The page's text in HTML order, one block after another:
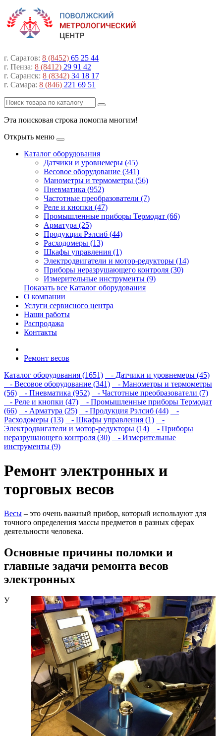
г. Саратов: 8 (8452) 65 25 44
г. Пенза: 8 (8412) 29 91 42
г. Саранск: 8 (8342) 34 18 17
г. Самара: 8 (846) 221 69 51
Эта поисковая строка помогла многим!
Открыть меню
Каталог оборудования
Датчики и уровнемеры (45)
Весовое оборудование (341)
Манометры и термометры (56)
Пневматика (952)
Частотные преобразователи (7)
Реле и кнопки (47)
Промышленные приборы Термодат (66)
Арматура (25)
Продукция Рэлсиб (44)
Расходомеры (13)
Шкафы управления (1)
Электродвигатели и мотор-редукторы (14)
Приборы неразрушающего контроля (30)
Измерительные инструменты (9)
Показать все Каталог оборудования
О компании
Услуги сервисного центра
Наши работы
Распродажа
Контакты
Ремонт весов
Каталог оборудования (1651)
- Датчики и уровнемеры (45)
- Весовое оборудование (341)
- Манометры и термометры
(56)
- Пневматика (952)
- Частотные преобразователи (7)
- Реле и кнопки (47)
- Промышленные приборы Термодат
(66)
- Арматура (25) - Продукция Рэлсиб (44)
-
Расходомеры (13)
- Шкафы управления (1)
-
Электродвигатели и мотор-редукторы (14)
- Приборы
неразрушающего контроля (30)
- Измерительные
инструменты (9)
Ремонт электронных и
торговых весов
Весы – это очень важный прибор, который используют для
точного определения массы предметов в разных сферах
деятельности человека.
Основные причины поломки и
главные задачи ремонта весов
электронных
У